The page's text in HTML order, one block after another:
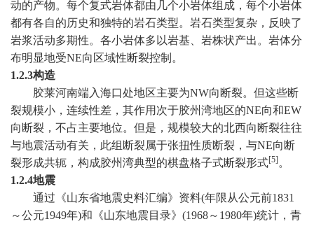
动的产物。每个复式岩体都由几个小岩体组成，每个小岩体
都有各自的历史和独特的岩石类型。岩石类型复杂，反映了
岩浆活动多期性。各小岩体多以岩基、岩株状产出。岩体分
布明显地受NE向区域性断裂控制。
1.2.3构造
胶莱河南端入海口处地区主要为NW向断裂。但这些断
裂规模小，连续性差，其作用次于胶州湾地区的NE向和EW
向断裂，不占主要地位。但是，规模较大的北西向断裂往往
与地震活动有关，此组断裂属于张扭性质断裂，与NE向断
裂形成共轭，构成胶州湾典型的棋盘格子式断裂形式[5] 。
1.2.4地震
通过《山东省地震史料汇编》资料(年限从公元前1831
～公元1949年)和《山东地震目录》 (1968～ 1980年)统计，青